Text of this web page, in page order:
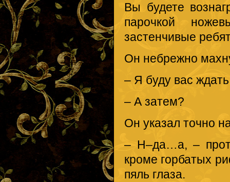
Вы будете
парочкой
застенчивые
Он небрежно
– Я буду вас
– А затем?
Он указал точно
– Н–да…а, –
кроме горбатых
пяль глаза.